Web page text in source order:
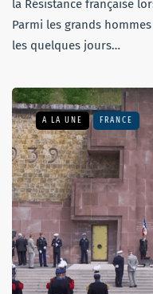
la Résistance française
Parmi les grands
les quelques jours…
A LA UNE FRANCE